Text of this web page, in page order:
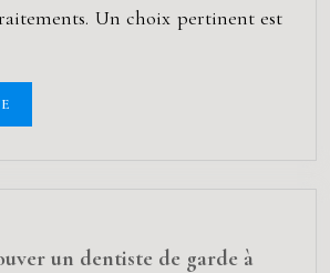
Un choix pertinent est
un dentiste de garde à